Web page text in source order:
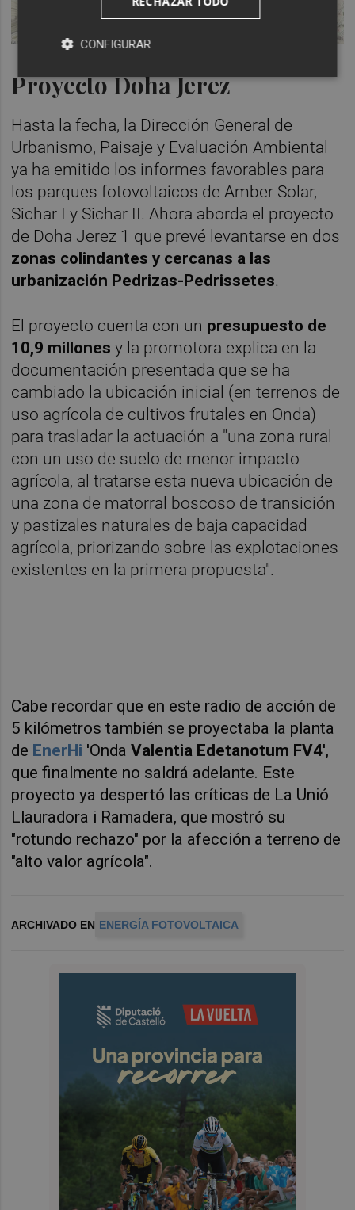
Proyecto Doha Jerez
Hasta la fecha, la Dirección General de
Urbanismo, Paisaje y Evaluación Ambiental
ya ha emitido los informes favorables para
los parques fotovoltaicos de Amber Solar,
Sichar I y Sichar II. Ahora aborda el proyecto
de Doha Jerez 1 que prevé levantarse en dos
zonas colindantes y cercanas a las
urbanización Pedrizas-Pedrissetes.
El proyecto cuenta con un presupuesto de
10,9 millones y la promotora explica en la
documentación presentada que se ha
cambiado la ubicación inicial (en terrenos de
uso agrícola de cultivos frutales en Onda)
para trasladar la actuación a "una zona rural
con un uso de suelo de menor impacto
agrícola, al tratarse esta nueva ubicación de
una zona de matorral boscoso de transición
y pastizales naturales de baja capacidad
agrícola, priorizando sobre las explotaciones
existentes en la primera propuesta".
Cabe recordar que en este radio de acción de
5 kilómetros también se proyectaba la planta
de EnerHi 'OndaValentia Edetanotum FV4',
que finalmente no saldrá adelante. Este
proyecto ya despertó las críticas de La Unió
Llauradora i Ramadera, que mostró su
"rotundo rechazo" por la afección a terreno de
"alto valor agrícola".
ARCHIVADO EN ENERGÍA FOTOVOLTAICA
CONFIGURAR